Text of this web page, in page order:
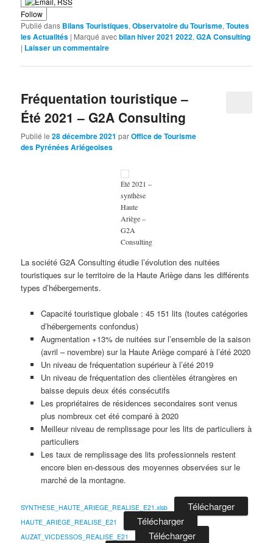
Follow
Publié dans Bilans Touristiques,Observatoire du Tourisme,Toutes
les Actualités | Marqué avecbilan hiver 2021 2022,G2A Consulting
| Laisser un commentaire
Fréquentation touristique –
Été 2021 – G2A Consulting
Publié le28 décembre 2021 parOffice de Tourisme
des Pyrénées Ariégeoises
Été 2021 –
synthèse
Haute
Ariège –
G2A
Consulting
La société G2A Consulting étudie l’évolution des nuitées
touristiques sur le territoire de la Haute Ariège dans les différents
types d’hébergements.
Capacité touristique globale : 45 151 lits (toutes catégories
d’hébergements confondus)
Augmentation +13% de nuitées sur l’ensemble de la saison
(avril – novembre) sur la Haute Ariège comparé à l’été 2020
Un niveau de fréquentation supérieur à l’été 2019
Un niveau de fréquentation des clientèles étrangères en
baisse depuis deux étés consécutifs
Les propriétaires de résidences secondaires sont venus
plus nombreux cet été comparé à 2020
Meilleur niveau de remplissage pour les lits de particuliers à
particuliers
Les taux de remplissage des lits professionnels restent
encore bien en-dessous des moyennes observées sur le
marché de la montagne.
SYNTHESE_HAUTE_ARIEGE_REALISE_E21.xlsb Télécharger
HAUTE_ARIEGE_REALISE_E21 Télécharger
AUZAT_VICDESSOS_REALISE_E21 Télécharger